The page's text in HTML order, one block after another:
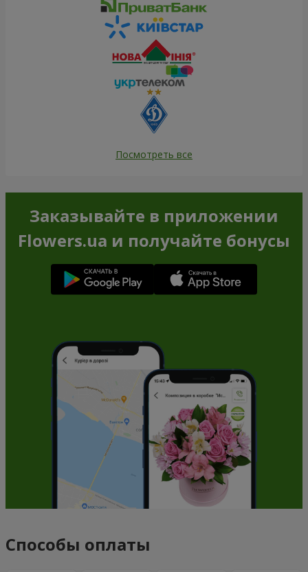
Посмотреть все
Заказывайте в приложении
Flowers.ua и получайте бонусы
Способы оплаты